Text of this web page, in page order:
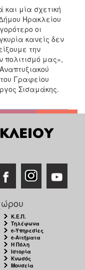
μία σχετική
Ηρακλείου
οι
κανείς δεν
την
πολιτισμό μας»,
Γραφείου
Σισαμάκης.
Κ.Ε.Π.
Τηλέφωνα
e-Υπηρεσίες
e-Αιτήματα
Η Πόλη
Ιστορία
Κνωσός
Μουσεία